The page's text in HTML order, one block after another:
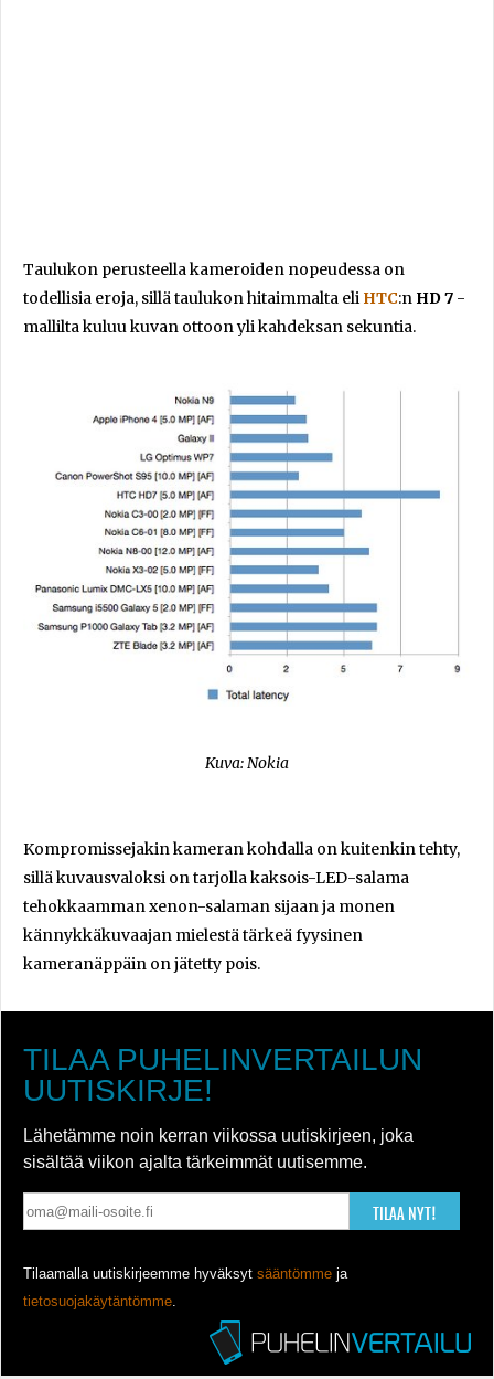
Taulukon perusteella kameroiden nopeudessa on
todellisia eroja, sillä taulukon hitaimmalta eli HTC:n HD 7 -
mallilta kuluu kuvan ottoon yli kahdeksan sekuntia.
Kuva: Nokia
Kompromissejakin kameran kohdalla on kuitenkin tehty,
sillä kuvausvaloksi on tarjolla kaksois-LED-salama
tehokkaamman xenon-salaman sijaan ja monen
kännykkäkuvaajan mielestä tärkeä fyysinen
kameranäppäin on jätetty pois.
TILAA PUHELINVERTAILUN
UUTISKIRJE!
Lähetämme noin kerran viikossa uutiskirjeen, joka
sisältää viikon ajalta tärkeimmät uutisemme.
TILAA NYT!
Tilaamalla uutiskirjeemme hyväksyt sääntömme ja
tietosuojakäytäntömme.